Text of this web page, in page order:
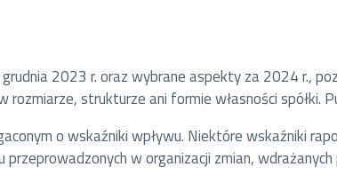
2023 r. oraz wybrane aspekty za 2024 r.,
strukturze ani formie własności
o wskaźniki wpływu. Niektóre wskaźniki
w organizacji zmian,